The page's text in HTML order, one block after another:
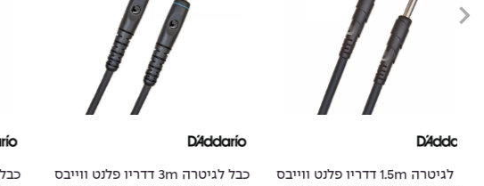
כבל לגיטרה 3m דדריו פלנט ווייבס
כבל לגיטרה 4.5m דדריו פלנט